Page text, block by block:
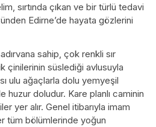
sırtında çıkan ve bir türlü tedavi
Edirne’de hayata gözlerini
sahip, çok renkli sır
çinilerinin süslediği avlusuyla
ulu ağaçlarla dolu yemyeşil
huzur doludur. Kare planlı caminin
yer alır. Genel itibarıyla imam
tüm bölümlerinde yoğun